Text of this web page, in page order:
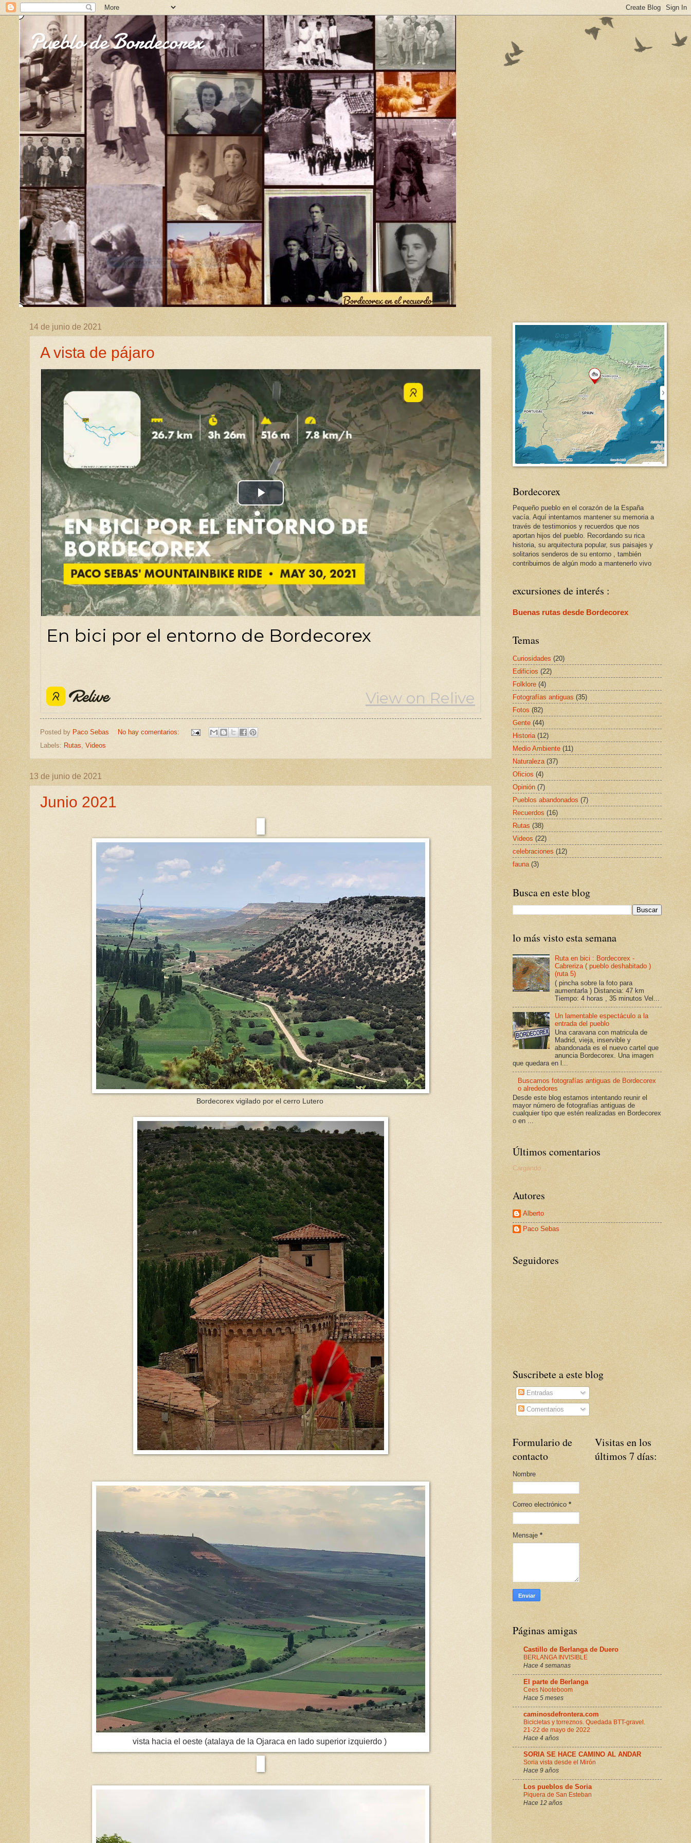
Pueblo de Bordecorex
14 de junio de 2021
A vista de pájaro
Posted by Paco Sebas
No hay comentarios:
Labels: Rutas, Videos
13 de junio de 2021
Junio 2021
Bordecorex vigilado por el cerro Lutero
vista hacia el oeste (atalaya de la Ojaraca en lado superior izquierdo )
Bordecorex
Pequeño pueblo en el corazón de la España
vacía. Aquí intentamos mantener su memoria a
través de testimonios y recuerdos que nos
aportan hijos del pueblo. Recordando su rica
historia, su arquitectura popular, sus paisajes y
solitarios senderos de su entorno , también
contribuimos de algún modo a mantenerlo vivo
excursiones de interés :
Buenas rutas desde Bordecorex
Temas
Curiosidades (20)
Edificios (22)
Folklore (4)
Fotografías antiguas (35)
Fotos (82)
Gente (44)
Historia (12)
Medio Ambiente (11)
Naturaleza (37)
Oficios (4)
Opinión (7)
Pueblos abandonados (7)
Recuerdos (16)
Rutas (38)
Videos (22)
celebraciones (12)
fauna (3)
Busca en este blog
lo más visto esta semana
Ruta en bici : Bordecorex -
Cabreriza ( pueblo deshabitado )
(ruta 5)
( pincha sobre la foto para
aumentarla ) Distancia: 47 km
Tiempo: 4 horas , 35 minutos Vel...
Un lamentable espectáculo a la
entrada del pueblo
Una caravana con matricula de
Madrid, vieja, inservible y
abandonada es el nuevo cartel que
anuncia Bordecorex. Una imagen
que quedara en l...
Buscamos fotografías antiguas de Bordecorex
o alrededores
Desde este blog estamos intentando reunir el
mayor número de fotografías antiguas de
cualquier tipo que estén realizadas en Bordecorex
o en ...
Últimos comentarios
Cargando...
Autores
Alberto
Paco Sebas
Seguidores
Suscribete a este blog
Entradas
Comentarios
Formulario de
contacto
Nombre
Correo electrónico *
Mensaje *
Visitas en los
últimos 7 días:
Páginas amigas
Castillo de Berlanga de Duero
BERLANGA INVISIBLE
Hace 4 semanas
El parte de Berlanga
Cees Nooteboom
Hace 5 meses
caminosdefrontera.com
Bicicletas y torreznos. Quedada BTT-gravel.
21-22 de mayo de 2022
Hace 4 años
SORIA SE HACE CAMINO AL ANDAR
Soria vista desde el Mirón
Hace 9 años
Los pueblos de Soria
Piquera de San Esteban
Hace 12 años